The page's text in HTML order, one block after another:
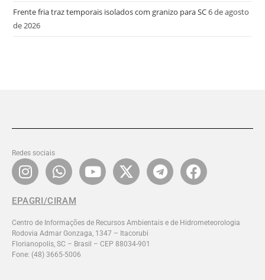
Frente fria traz temporais isolados com granizo para SC6 de agosto
de 2026
Redes sociais
EPAGRI/CIRAM
Centro de Informações de Recursos Ambientais e de Hidrometeorologia
Rodovia Admar Gonzaga, 1347 – Itacorubi
Florianopolis, SC – Brasil – CEP 88034-901
Fone: (48) 3665-5006